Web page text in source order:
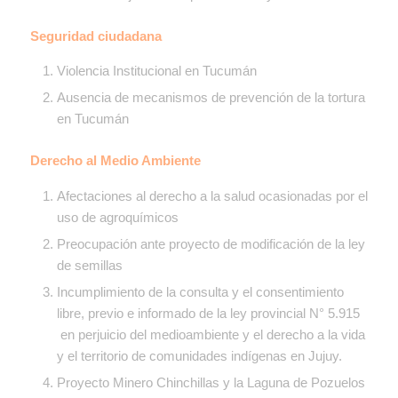
Seguridad ciudadana
Violencia Institucional en Tucumán
Ausencia de mecanismos de prevención de la tortura
en Tucumán
Derecho al Medio Ambiente
Afectaciones al derecho a la salud ocasionadas por el
uso de agroquímicos
Preocupación ante proyecto de modificación de la ley
de semillas
Incumplimiento de la consulta y el consentimiento
libre, previo e informado de la ley provincial N° 5.915
en perjuicio del medioambiente y el derecho a la vida
y el territorio de comunidades indígenas en Jujuy.
Proyecto Minero Chinchillas y la Laguna de Pozuelos